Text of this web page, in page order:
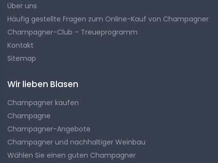
Über uns
Häufig gestellte Fragen zum Online-Kauf von Champagner
Champagner-Club – Treueprogramm
Kontakt
Sitemap
Wir lieben Blasen
Champagner kaufen
Champagne
Champagner-Angebote
Champagner und nachhaltiger Weinbau
Wählen Sie einen guten Champagner